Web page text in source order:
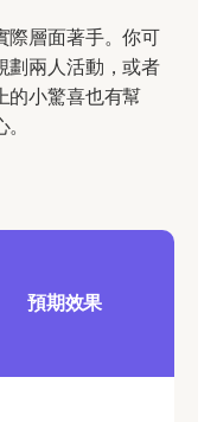
際層面著手。你可
劃兩人活動，或者
的小驚喜也有幫
預期效果